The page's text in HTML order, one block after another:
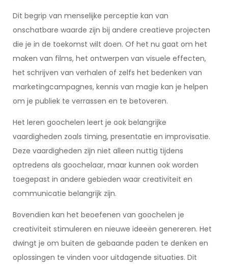
Dit begrip van menselijke perceptie kan van
onschatbare waarde zijn bij andere creatieve projecten
die je in de toekomst wilt doen. Of het nu gaat om het
maken van films, het ontwerpen van visuele effecten,
het schrijven van verhalen of zelfs het bedenken van
marketingcampagnes, kennis van magie kan je helpen
om je publiek te verrassen en te betoveren.
Het leren goochelen leert je ook belangrijke
vaardigheden zoals timing, presentatie en improvisatie.
Deze vaardigheden zijn niet alleen nuttig tijdens
optredens als goochelaar, maar kunnen ook worden
toegepast in andere gebieden waar creativiteit en
communicatie belangrijk zijn.
Bovendien kan het beoefenen van goochelen je
creativiteit stimuleren en nieuwe ideeën genereren. Het
dwingt je om buiten de gebaande paden te denken en
oplossingen te vinden voor uitdagende situaties. Dit